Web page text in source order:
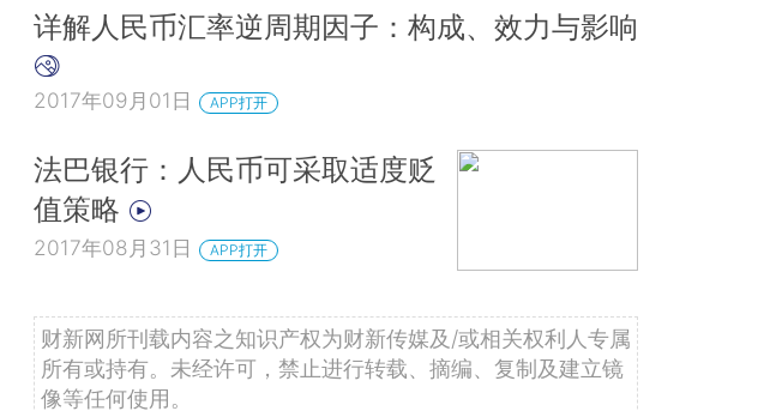
详解人民币汇率逆周期因子：构成、效力与影响
2017年09月01日 APP打开
法巴银行：人民币可采取适度贬
值策略
2017年08月31日 APP打开
财新网所刊载内容之知识产权为财新传媒及/或相关权利人专属
所有或持有。未经许可，禁止进行转载、摘编、复制及建立镜
像等任何使用。